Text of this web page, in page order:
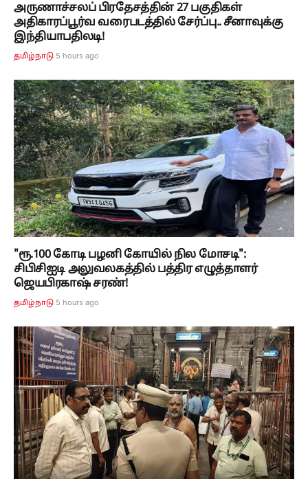
அருணாச்சலப் பிரதேசத்தின் 27 பகுதிகள்
அதிகாரப்பூர்வ வரைபடத்தில் சேர்ப்பு.. சீனாவுக்கு
இந்தியாபதிலடி!
தமிழ்நாடு 5 hours ago
"ரூ.100 கோடி பழனி கோயில் நில மோசடி":
சிபிசிஐடி அலுவலகத்தில் பத்திர எழுத்தாளர்
ஜெயபிரகாஷ் சரண்!
தமிழ்நாடு 5 hours ago